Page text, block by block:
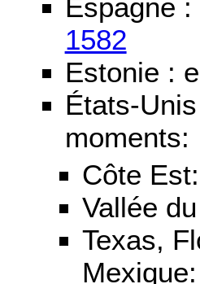
Espagne
1582
Estonie :
États-
moments:
Côte
Vallée
Texas,